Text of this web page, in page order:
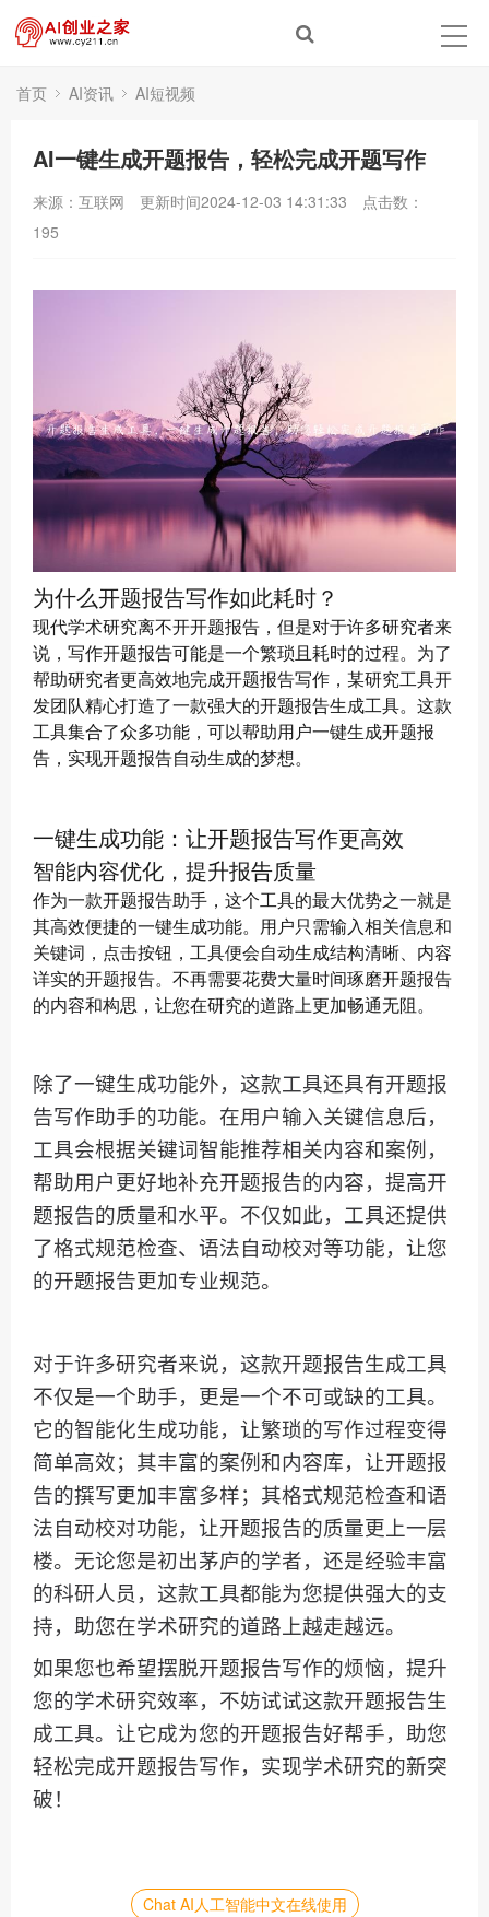
首页 AI资讯 AI短视频
AI一键生成开题报告，轻松完成开题写作
来源：互联网 更新时间2024-12-03 14:31:33
点击数：
195
为什么开题报告写作如此耗时？
现代学术研究离不开开题报告，但是对于许多研究者来
说，写作开题报告可能是一个繁琐且耗时的过程。为了
帮助研究者更高效地完成开题报告写作，某研究工具开
发团队精心打造了一款强大的开题报告生成工具。这款
工具集合了众多功能，可以帮助用户一键生成开题报
告，实现开题报告自动生成的梦想。
一键生成功能：让开题报告写作更高效
智能内容优化，提升报告质量
作为一款开题报告助手，这个工具的最大优势之一就是
其高效便捷的一键生成功能。用户只需输入相关信息和
关键词，点击按钮，工具便会自动生成结构清晰、内容
详实的开题报告。不再需要花费大量时间琢磨开题报告
的内容和构思，让您在研究的道路上更加畅通无阻。
除了一键生成功能外，这款工具还具有开题报
告写作助手的功能。在用户输入关键信息后，
工具会根据关键词智能推荐相关内容和案例，
帮助用户更好地补充开题报告的内容，提高开
题报告的质量和水平。不仅如此，工具还提供
了格式规范检查、语法自动校对等功能，让您
的开题报告更加专业规范。
对于许多研究者来说，这款开题报告生成工具
不仅是一个助手，更是一个不可或缺的工具。
它的智能化生成功能，让繁琐的写作过程变得
简单高效；其丰富的案例和内容库，让开题报
告的撰写更加丰富多样；其格式规范检查和语
法自动校对功能，让开题报告的质量更上一层
楼。无论您是初出茅庐的学者，还是经验丰富
的科研人员，这款工具都能为您提供强大的支
持，助您在学术研究的道路上越走越远。
如果您也希望摆脱开题报告写作的烦恼，提升
您的学术研究效率，不妨试试这款开题报告生
成工具。让它成为您的开题报告好帮手，助您
轻松完成开题报告写作，实现学术研究的新突
破！
Chat AI人工智能中文在线使用